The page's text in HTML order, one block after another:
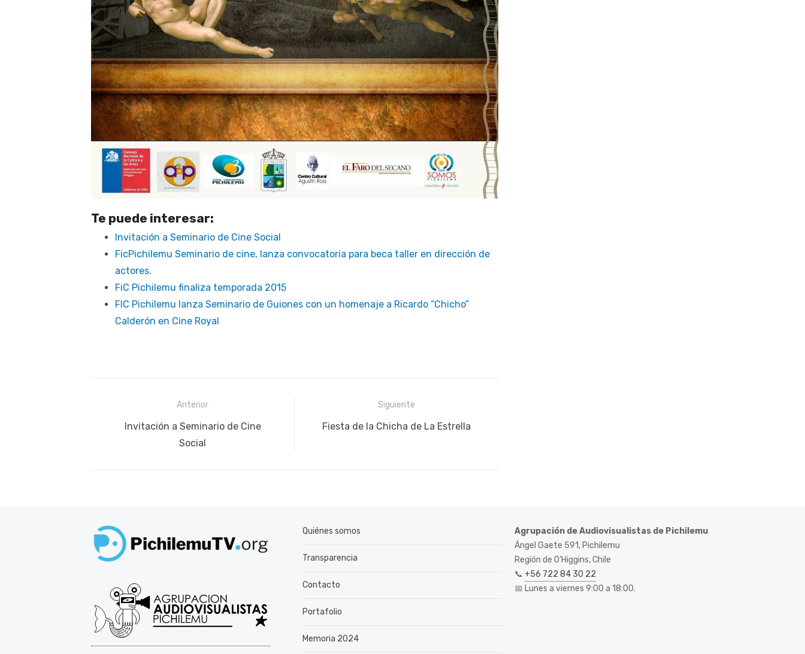
Te puede interesar:
Invitación a Seminario de Cine Social
FicPichilemu Seminario de cine, lanza convocatoria para beca taller en dirección de
actores.
FiC Pichilemu finaliza temporada 2015
FIC Pichilemu lanza Seminario de Guiones con un homenaje a Ricardo “Chicho”
Calderón en Cine Royal
NavegaciónAnterior
Publicación
Invitación a Seminario de Cine
Social
Siguiente
Siguiente
Fiesta de la Chicha de La Estrella
Quiénes somos
Transparencia
Contacto
Portafolio
Memoria 2024
Agrupación de Audiovisualistas de Pichilemu
Ángel Gaete 591, Pichilemu
Región de O’Higgins, Chile
📞 +56 722 84 30 22
📅 Lunes a viernes 9:00 a 18:00.